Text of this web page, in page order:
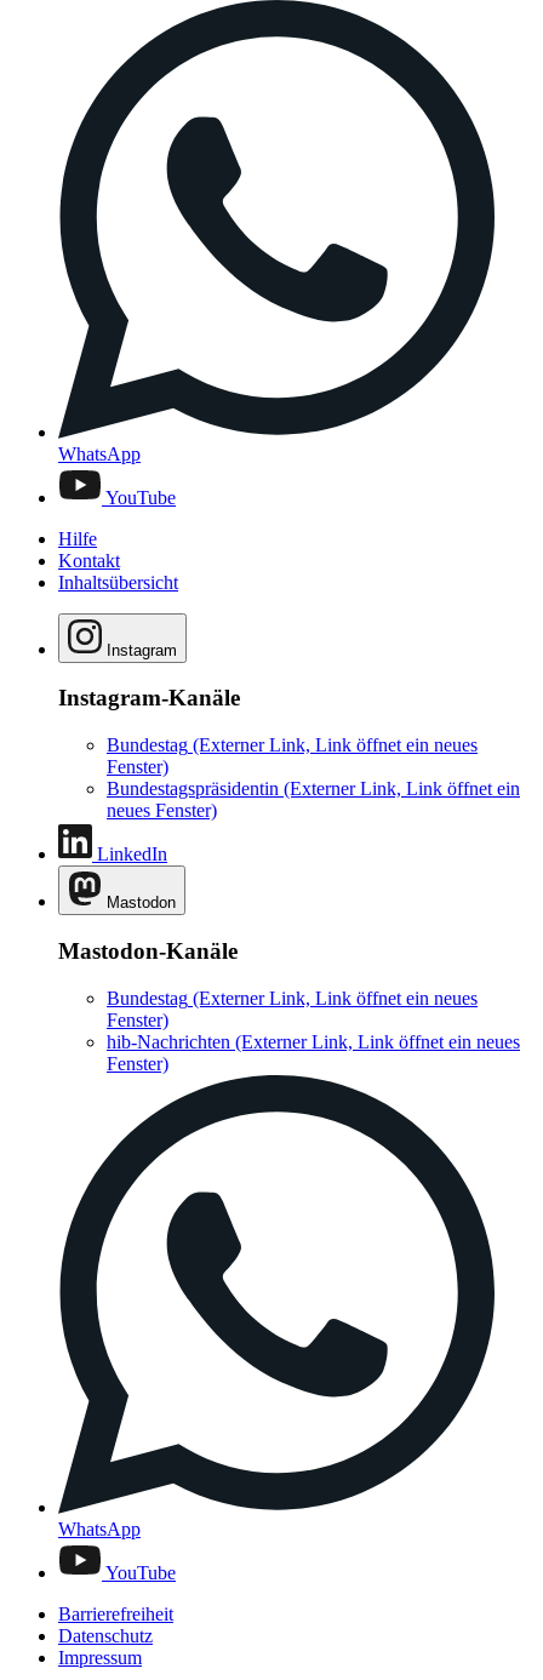
WhatsApp
YouTube
Hilfe
Kontakt
Inhaltsübersicht
Instagram
Instagram-Kanäle
Bundestag (Externer Link, Link öffnet ein neues
Fenster)
Bundestagspräsidentin (Externer Link, Link öffnet ein
neues Fenster)
LinkedIn
Mastodon
Mastodon-Kanäle
Bundestag (Externer Link, Link öffnet ein neues
Fenster)
hib-Nachrichten (Externer Link, Link öffnet ein neues
Fenster)
WhatsApp
YouTube
Barrierefreiheit
Datenschutz
Impressum